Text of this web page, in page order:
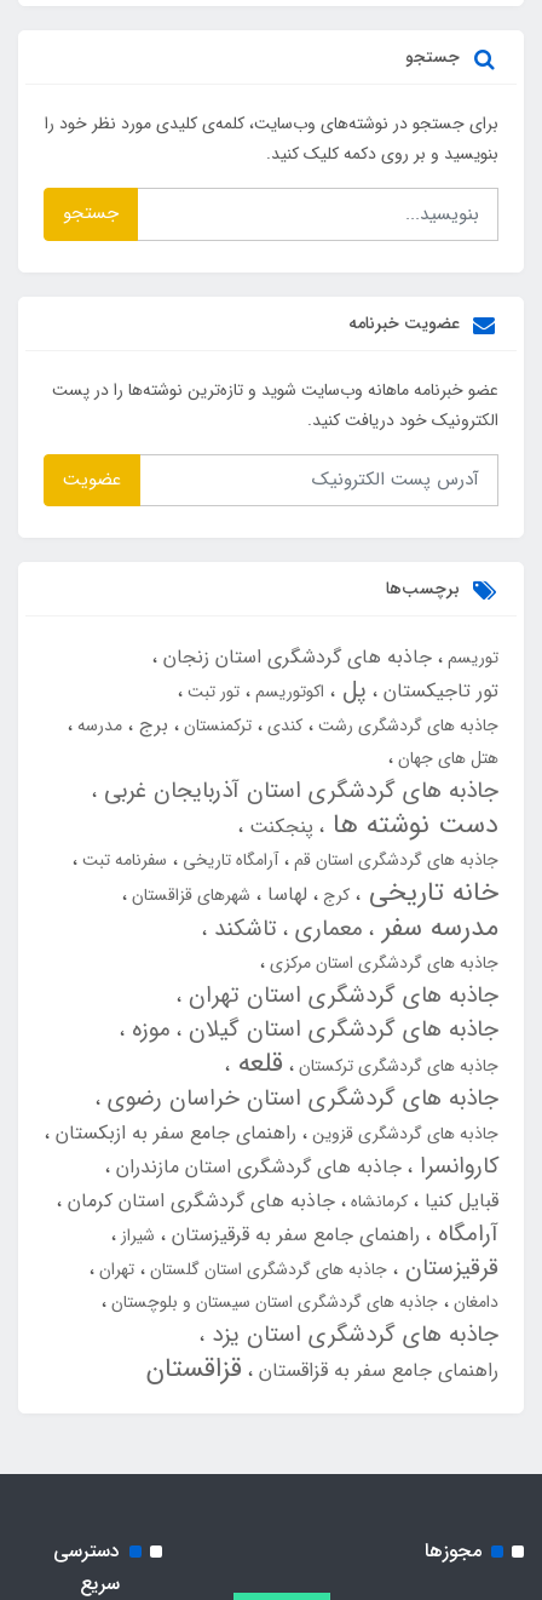
جستجو
برای جستجو در نوشته‌های وب‌سایت، کلمه‌ی کلیدی مورد نظر خود را
بنویسید و بر روی دکمه کلیک کنید.
جستجو
عضویت خبرنامه
عضو خبرنامه ماهانه وب‌سایت شوید و تازه‌ترین نوشته‌ها را در پست
الکترونیک خود دریافت کنید.
عضویت
برچسب‌ها
توریسم جاذبه های گردشگری استان زنجان
تور تاجیکستان پل اکوتوریسم تور تبت
جاذبه های گردشگری رشت کندی ترکمنستان برج
مدرسه
هتل های جهان
جاذبه های گردشگری استان آذربایجان غربی
دست نوشته ها پنجکنت
جاذبه های گردشگری استان قم آرامگاه تاریخی سفرنامه تبت
خانه تاریخی کرج لهاسا شهرهای قزاقستان
مدرسه سفر معماری تاشکند
جاذبه های گردشگری استان مرکزی
جاذبه های گردشگری استان تهران
جاذبه های گردشگری استان گیلان موزه
جاذبه های گردشگری ترکستان قلعه
جاذبه های گردشگری استان خراسان رضوی
جاذبه های گردشگری قزوین راهنمای جامع سفر به ازبکستان
کاروانسرا
جاذبه های گردشگری استان مازندران
قبایل کنیا
کرمانشاه جاذبه های گردشگری استان کرمان
آرامگاه راهنمای جامع سفر به قرقیزستان شیراز
قرقیزستان جاذبه های گردشگری استان گلستان تهران
دامغان جاذبه های گردشگری استان سیستان و بلوچستان
جاذبه های گردشگری استان یزد
راهنمای جامع سفر به قزاقستان قزاقستان
مجوزها
دسترسی
سریع